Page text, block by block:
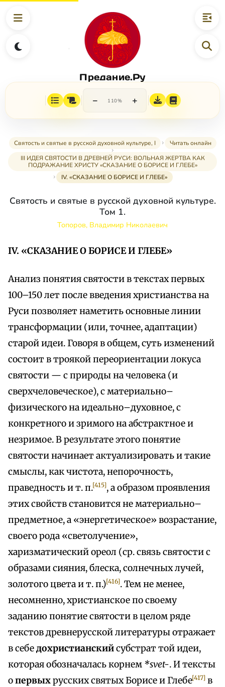
Предание.Ру
− 110% +
Святость и святые в русской духовной культуре, I
Читать онлайн
III ИДЕЯ СВЯТОСТИ В ДРЕВНЕЙ РУСИ: ВОЛЬНАЯ ЖЕРТВА КАК
ПОДРАЖАНИЕ ХРИСТУ «СКАЗАНИЕ О БОРИСЕ И ГЛЕБЕ»
IV. «СКАЗАНИЕ О БОРИСЕ И ГЛЕБЕ»
Святость и святые в русской духовной культуре.
Том 1.
Топоров, Владимир Николаевич
IV. «СКАЗАНИЕ О БОРИСЕ И ГЛЕБЕ»
Анализ понятия святости в текстах первых
100–150 лет после введения христианства на
Руси позволяет наметить основные линии
трансформации (или, точнее, адаптации)
старой идеи. Говоря в общем, суть изменений
состоит в троякой переориентации локуса
святости — с природы на человека (и
сверхчеловеческое), с материально–
физического на идеально–духовное, с
конкретного и зримого на абстрактное и
незримое. В результате этого понятие
святости начинает актуализировать и такие
смыслы, как чистота, непорочность,
праведность и т. п.[415], а образом проявления
этих свойств становится не материально–
предметное, а «энергетическое» возрастание,
своего рода «светолучение»,
харизматический ореол (ср. связь святости с
образами сияния, блеска, солнечных лучей,
золотого цвета и т. п.)[416]. Тем не менее,
несомненно, христианское по своему
заданию понятие святости в целом ряде
текстов древнерусской литературы отражает
в себедохристианскийсубстрат той идеи,
которая обозначалась корнем *svet-. И тексты
опервыхрусских святых Борисе и Глебе[417] в